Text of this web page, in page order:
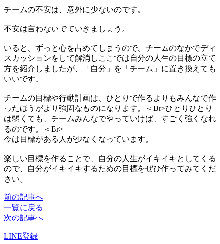
チームの不安は、意外に少ないのです。
不安は言わないでていきましょう。
いると、ずっと心を占めてしまうので、チームのなかでディ
スカッションをして解消しここでは自分の人生の目標の立て
方を紹介しましたが、「自分」を「チーム」に置き換えても
いいです。
チームの目標や行動計画は、ひとりで作るよりもみんなで作
ったほうがより強固なものになります。＜Br>ひとりひとり
は弱くても、チームみんなでやっていけば、すごく強くなれ
るのです。＜Br>
今は目標がある人が少なくなっています。
楽しい目標を作ることで、自分の人生がイキイキとしてくる
ので、自分がイキイキするための目標をぜひ作ってみてくだ
さい。
前の記事へ
一覧に戻る
次の記事へ
LINE登録